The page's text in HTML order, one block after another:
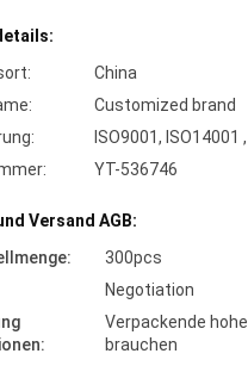
China
Customized brand
ISO9001, ISO14001
YT-536746
Versand AGB:
300pcs
Negotiation
Verpackende
brauchen